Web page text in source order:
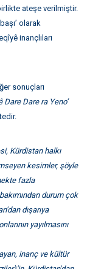
ateşe verilmiştir.
olarak
inançlıları
sonuçları
Dare Dare ra Yeno’
Kürdistan halkı
kesimler, şöyle
fazla
durum çok
dışarıya
yayılmasını
inanç ve kültür